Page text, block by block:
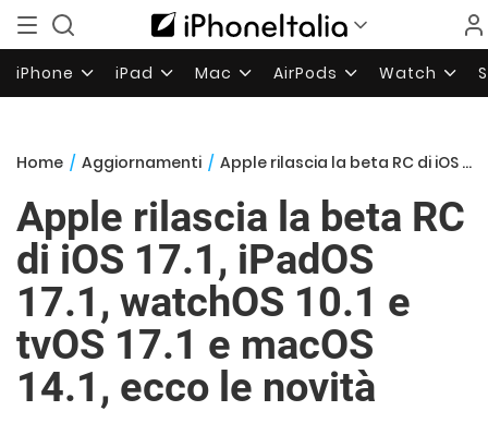
iPhone iPad Mac AirPods Watch
Home / Aggiornamenti / Apple rilascia la beta RC di iOS 17.1, iPadOS 17.1, watchOS 10.1 e tvOS 17.1 e macOS 14.1, ecco le novità
Apple rilascia la beta RC
di iOS 17.1, iPadOS
17.1, watchOS 10.1 e
tvOS 17.1 e macOS
14.1, ecco le novità